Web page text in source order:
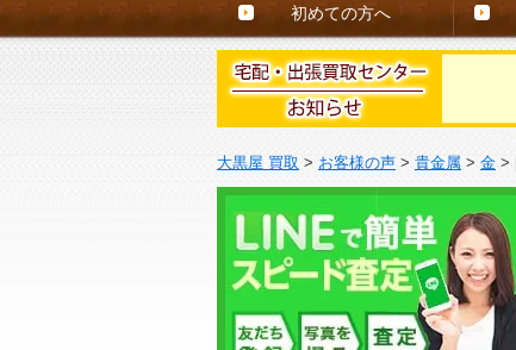
初めての方へ
大黒屋 買取 > お客様の声 > 貴金属 > 金 >